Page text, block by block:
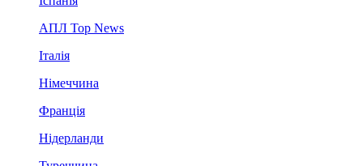
АПЛ Top News
Італія
Німеччина
Франція
Нідерланди